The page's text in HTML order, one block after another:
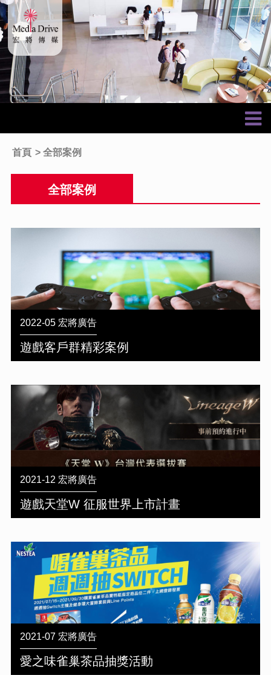
首頁 全部案例
全部案例
2022-05 宏將廣告
遊戲客戶群精彩案例
2021-12 宏將廣告
遊戲天堂W 征服世界上市計畫
2021-07 宏將廣告
愛之味雀巢茶品抽獎活動